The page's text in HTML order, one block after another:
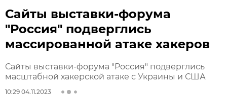
Сайты выставки-форума
"Россия" подверглись
массированной атаке хакеров
Сайты выставки-форума "Россия" подверглись
масштабной хакерской атаке с Украины и США
10:29 04.11.2023